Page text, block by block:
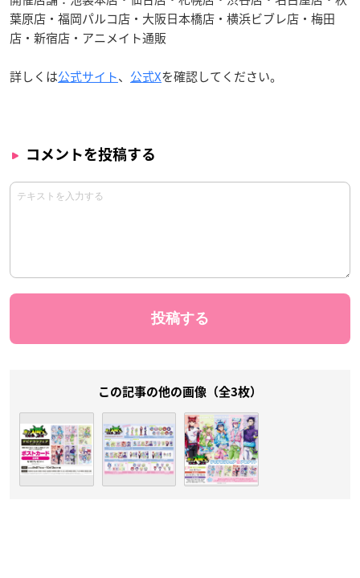
葉原店・福岡パルコ店・大阪日本橋店・横浜ビブレ店・梅田
店・新宿店・アニメイト通販
詳しくは公式サイト、 公式Xを確認してください。
コメントを投稿する
この記事の他の画像（全3枚）